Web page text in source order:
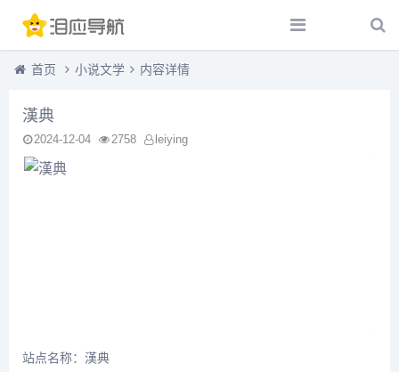
首页 小说文学 内容详情
漢典
2024-12-04 2758 leiying
站点名称：漢典